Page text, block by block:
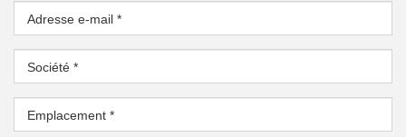
Adresse e-mail *
Société *
Emplacement *